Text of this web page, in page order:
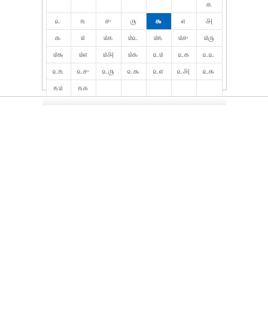
௧
௨
௩ ௪ ௫ ௬ ௭
௮
௯
௰ ௰௧ ௰௨ ௰௩ ௰௪
௰௫
௰௬
௰௭ ௰௮ ௰௯ ௨௰ ௨௧
௨௨
௨௩
௨௪ ௨௫ ௨௬ ௨௭ ௨௮
௨௯
௩௰
௩௧